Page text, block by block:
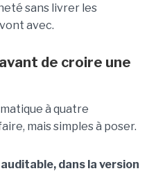
sans livrer les
avec.
de croire une
à quatre
mais simples à poser.
dans la version